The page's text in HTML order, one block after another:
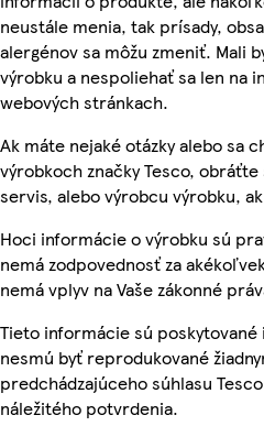
neustále menia, tak prísady,
alergénov sa môžu zmeniť. Mali
výrobku a nespoliehať sa len na
webových stránkach.
Ak máte nejaké otázky alebo sa
výrobkoch značky Tesco, obráťte
servis, alebo výrobcu výrobku,
Hoci informácie o výrobku sú
nemá zodpovednosť za
nemá vplyv na Vaše zákonné
Tieto informácie sú
nesmú byť reprodukované
predchádzajúceho súhlasu
náležitého potvrdenia.